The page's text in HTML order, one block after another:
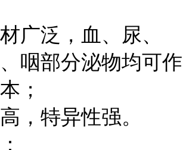
广泛，血、尿、
咽部分泌物均可作
；
，特异性强。